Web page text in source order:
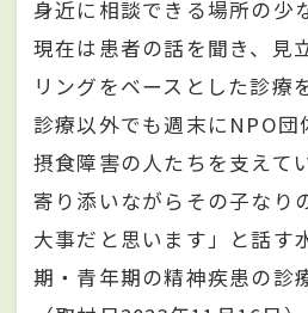
身近に相談できる場所の少
現在は患者の話を聞き、見
リングをベースとした診療
診療以外でも週末にNPO団
摂食障害の人たちを支えて
寄り添いながらその子なり
大事だと思います」と話す
期・青年期の精神疾患の診